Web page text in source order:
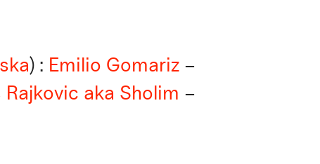
) : Emilio Gomariz –
Rajkovic aka Sholim –